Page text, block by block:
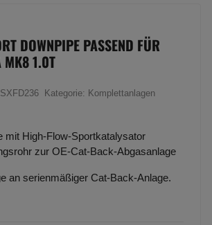
DOWNPIPE PASSEND FÜR
MK8 1.0T
Kategorie: Komplettanlagen
mit High-Flow-Sportkatalysator
zur OE-Cat-Back-Abgasanlage
an serienmäßiger Cat-Back-Anlage.